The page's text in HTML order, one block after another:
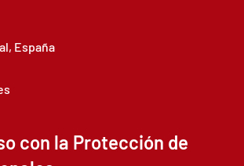
España
con la Protección de